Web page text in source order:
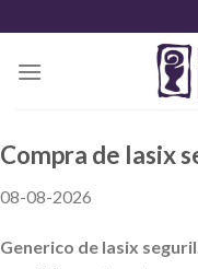
content
Compra de lasix
08-08-2026
Generico de lasix